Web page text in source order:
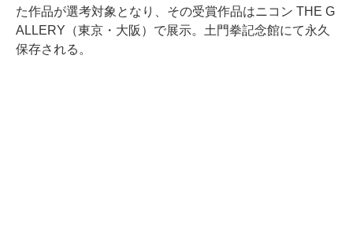
た作品が選考対象となり、その受賞作品はニコン THE G
ALLERY（東京・大阪）で展示。土門拳記念館にて永久
保存される。